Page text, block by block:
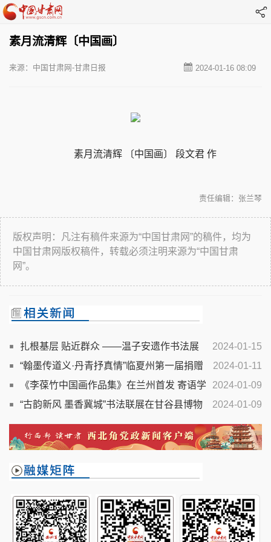
素月流清辉〔中国画〕
2024-01-16 08:09
来源：中国甘肃网-甘肃日报
素月流清辉 〔中国画〕 段文君 作
责任编辑：张兰琴
版权声明：凡注有稿件来源为“中国甘肃网”的稿件，均为
中国甘肃网版权稿件，转载必须注明来源为“中国甘肃
网”。
2024-01-15
扎根基层 贴近群众 ——温子安遗作书法展
开幕
2024-01-11
“翰墨传道义·丹青抒真情”临夏州第一届捐赠
书画作品展作品选登
2024-01-09
《李葆竹中国画作品集》在兰州首发 寄语学
子先学传统文化
2024-01-09
“古韵新风 墨香冀城”书法联展在甘谷县博物
馆开展